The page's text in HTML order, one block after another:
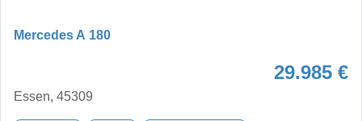
Mercedes A 180
29.985 €
Essen, 45309